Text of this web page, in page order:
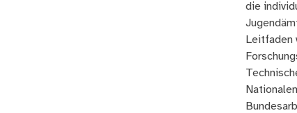
die
Leitfaden